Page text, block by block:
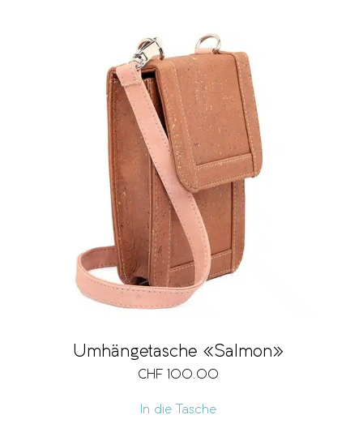
Umhängetasche «Salmon»
CHF 100.00
In die Tasche